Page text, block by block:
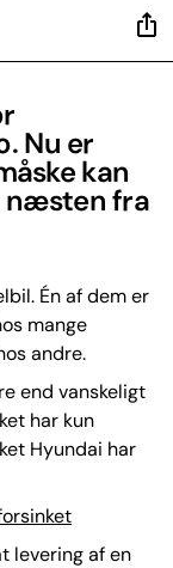
Nu er
kan
næsten fra
Én af dem er
mange
andre.
end vanskeligt
har kun
Hyundai har
levering af en